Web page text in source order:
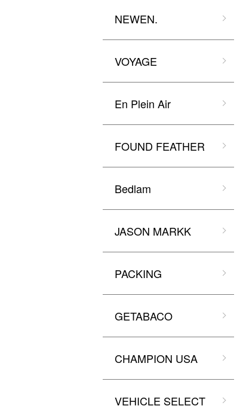
NEWEN.
VOYAGE
En Plein Air
FOUND FEATHER
Bedlam
JASON MARKK
PACKING
GETABACO
CHAMPION USA
VEHICLE SELECT